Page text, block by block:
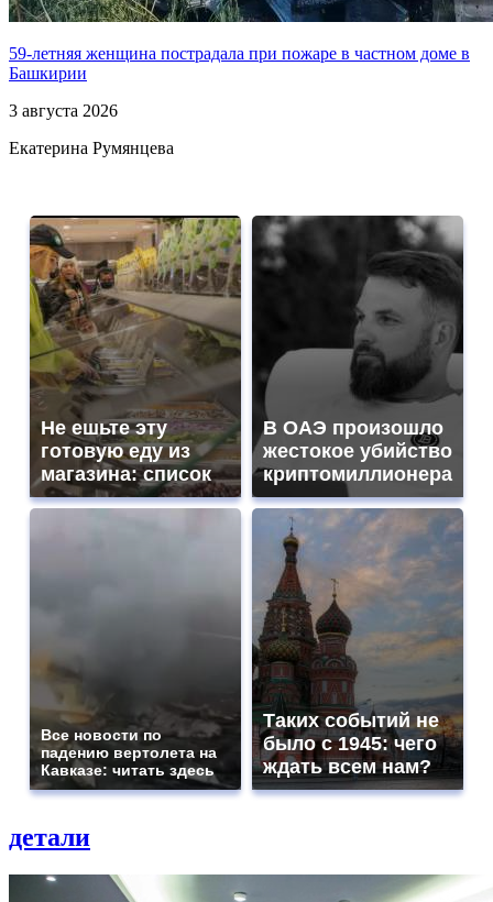
59-летняя женщина пострадала при пожаре в частном доме в
Башкирии
3 августа 2026
Екатерина Румянцева
Не ешьте эту
готовую еду из
магазина: список
В ОАЭ произошло
жестокое убийство
криптомиллионера
Все новости по
падению вертолета на
Кавказе: читать здесь
Таких событий не
было с 1945: чего
ждать всем нам?
детали